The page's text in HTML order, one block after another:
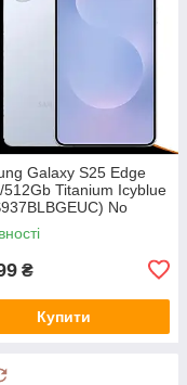
Galaxy S25 Edge
512Gb Titanium Icyblue
No
UA UCRF
₴
Купити